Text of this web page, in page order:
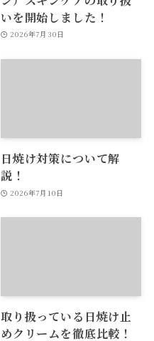
いを開始しました！
2026年7月30日
日焼け対策について解
説！
2026年7月10日
取り扱っている日焼け止
めクリームを徹底比較！